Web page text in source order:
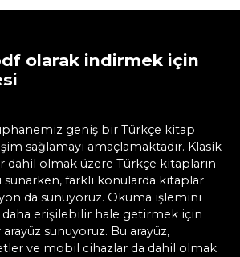
olarak indirmek için
geniş bir Türkçe kitap
sağlamayı amaçlamaktadır. Klasik
dahil olmak üzere Türkçe kitapların
farklı konularda kitaplar
da sunuyoruz. Okuma işlemini
daha erişilebilir hale getirmek için
sunuyoruz. Bu arayüz,
ve mobil cihazlar da dahil olmak